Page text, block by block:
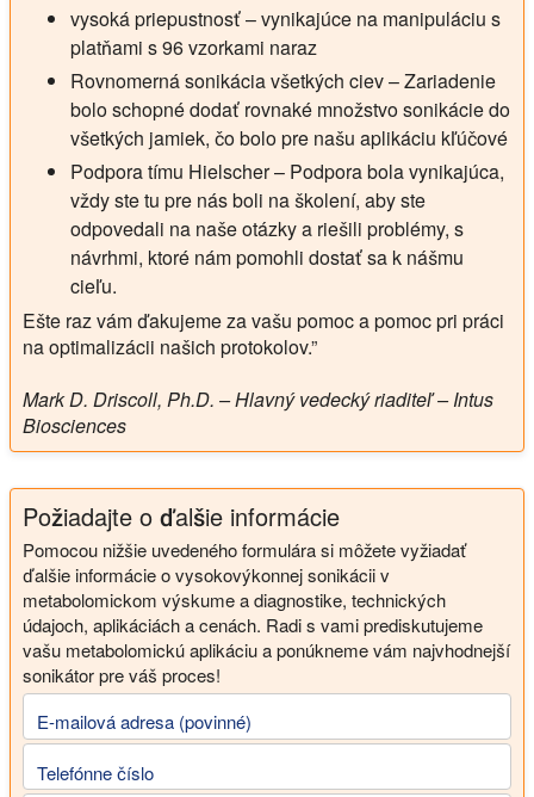
vysoká priepustnosť – vynikajúce na manipuláciu s
platňami s 96 vzorkami naraz
Rovnomerná sonikácia všetkých ciev – Zariadenie
bolo schopné dodať rovnaké množstvo sonikácie do
všetkých jamiek, čo bolo pre našu aplikáciu kľúčové
Podpora tímu Hielscher – Podpora bola vynikajúca,
vždy ste tu pre nás boli na školení, aby ste
odpovedali na naše otázky a riešili problémy, s
návrhmi, ktoré nám pomohli dostať sa k nášmu
cieľu.
Ešte raz vám ďakujeme za vašu pomoc a pomoc pri práci
na optimalizácii našich protokolov.”
Mark D. Driscoll, Ph.D. – Hlavný vedecký riaditeľ – Intus
Biosciences
Požiadajte o ďalšie informácie
Pomocou nižšie uvedeného formulára si môžete vyžiadať
ďalšie informácie o vysokovýkonnej sonikácii v
metabolomickom výskume a diagnostike, technických
údajoch, aplikáciách a cenách. Radi s vami prediskutujeme
vašu metabolomickú aplikáciu a ponúkneme vám najvhodnejší
sonikátor pre váš proces!
E-mailová adresa (povinné)
Telefónne číslo